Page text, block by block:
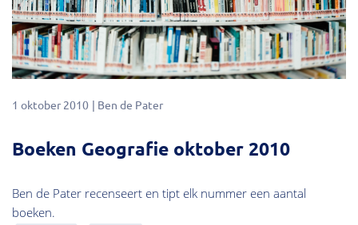
1 oktober 2010 Ben de Pater
Boeken Geografie oktober 2010
Ben de Pater recenseert en tipt elk nummer een aantal
boeken.